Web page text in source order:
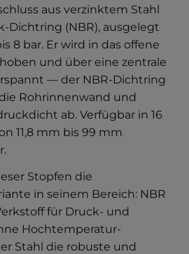
aus verzinktem Stahl
Dichtring (NBR), ausgelegt
8 bar. Er wird in das offene
und über eine zentrale
— der NBR-Dichtring
Rohrinnenwand und
ab. Verfügbar in 16
11,8 mm bis 99 mm
Stopfen die
in seinem Bereich: NBR
für Druck- und
Hochtemperatur-
Stahl die robuste und